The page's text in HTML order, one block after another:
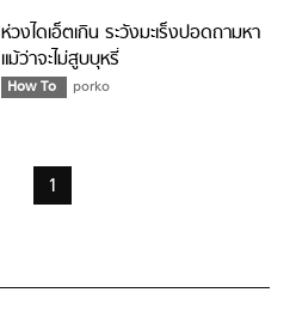
ห่วงไดเอ็ตเกิน ระวังมะเร็งปอดถามหา
แม้ว่าจะไม่สูบบุหรี่
How To porko
1